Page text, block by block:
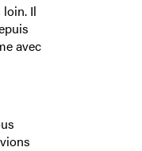
loin. Il
avec